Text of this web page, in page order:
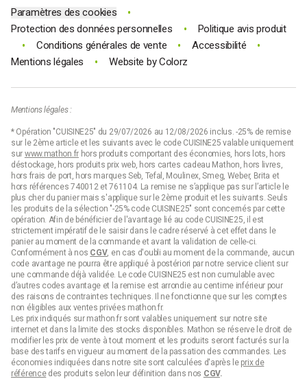
Paramètres des cookies •
Protection des données personnelles • Politique avis produit
• Conditions générales de vente • Accessibilité •
Mentions légales • Website byColorz
Mentions légales :
* Opération "CUISINE25" du 29/07/2026 au 12/08/2026 inclus. -25% de remise
sur le 2ème article et les suivants avec le code CUISINE25 valable uniquement
sur www.mathon.frhors produits comportant des économies, hors lots, hors
déstockage, hors produits prix web, hors cartes cadeau Mathon, hors livres,
hors frais de port, hors marques Seb, Tefal, Moulinex, Smeg, Weber, Brita et
hors références 740012 et 761104. La remise ne s’applique pas sur l’article le
plus cher du panier mais s'applique sur le 2ème produit et les suivants. Seuls
les produits de la sélection "-25% code CUISINE25" sont concernés par cette
opération. Afin de bénéficier de l'avantage lié au code CUISINE25, il est
strictement impératif de le saisir dans le cadre réservé à cet effet dans le
panier au moment de la commande et avant la validation de celle-ci.
Conformément à nos CGV, en cas d'oubli au moment de la commande, aucun
code avantage ne pourra être appliqué à postériori par notre service client sur
une commande déjà validée. Le code CUISINE25 est non cumulable avec
d’autres codes avantage et la remise est arrondie au centime inférieur pour
des raisons de contraintes techniques. Il ne fonctionne que sur les comptes
non éligibles aux ventes privées mathon.fr.
Les prix indiqués sur mathon.fr sont valables uniquement sur notre site
internet et dans la limite des stocks disponibles. Mathon se réserve le droit de
modifier les prix de vente à tout moment et les produits seront facturés sur la
base des tarifs en vigueur au moment de la passation des commandes. Les
économies indiquées dans notre site sont calculées d'après le prix de
référencedes produits selon leur définition dans nos CGV.